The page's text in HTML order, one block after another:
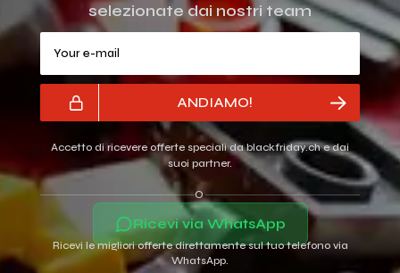
selezionate dai nostri team
ANDIAMO!
Accetto di ricevere offerte speciali da blackfriday.ch e dai
suoi partner.
O
Ricevi via WhatsApp
Ricevi le migliori offerte direttamente sul tuo telefono via
WhatsApp.